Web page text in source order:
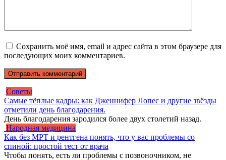
Сохранить моё имя, email и адрес сайта в этом браузере для
последующих моих комментариев.
Советы
Самые тёплые кадры: как Дженнифер Лопес и другие звёзды
отметили день благодарения.
День благодарения зародился более двух столетий назад.
Народная медицина
Как без МРТ и рентгена понять, что у вас проблемы со
спиной: простой тест от врача
Чтобы понять, есть ли проблемы с позвоночником, не